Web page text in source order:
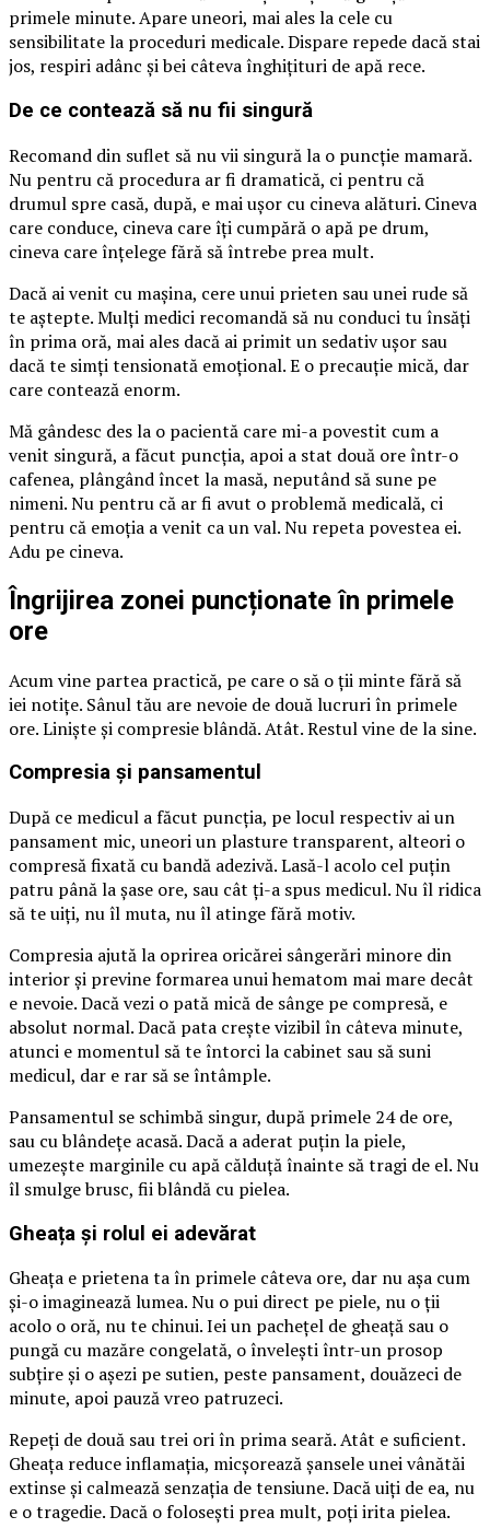
primele minute. Apare uneori, mai ales la cele cu
sensibilitate la proceduri medicale. Dispare repede dacă stai
jos, respiri adânc și bei câteva înghițituri de apă rece.
De ce contează să nu fii singură
Recomand din suflet să nu vii singură la o puncție mamară.
Nu pentru că procedura ar fi dramatică, ci pentru că
drumul spre casă, după, e mai ușor cu cineva alături. Cineva
care conduce, cineva care îți cumpără o apă pe drum,
cineva care înțelege fără să întrebe prea mult.
Dacă ai venit cu mașina, cere unui prieten sau unei rude să
te aștepte. Mulți medici recomandă să nu conduci tu însăți
în prima oră, mai ales dacă ai primit un sedativ ușor sau
dacă te simți tensionată emoțional. E o precauție mică, dar
care contează enorm.
Mă gândesc des la o pacientă care mi-a povestit cum a
venit singură, a făcut puncția, apoi a stat două ore într-o
cafenea, plângând încet la masă, neputând să sune pe
nimeni. Nu pentru că ar fi avut o problemă medicală, ci
pentru că emoția a venit ca un val. Nu repeta povestea ei.
Adu pe cineva.
Îngrijirea zonei puncționate în primele
ore
Acum vine partea practică, pe care o să o ții minte fără să
iei notițe. Sânul tău are nevoie de două lucruri în primele
ore. Liniște și compresie blândă. Atât. Restul vine de la sine.
Compresia și pansamentul
După ce medicul a făcut puncția, pe locul respectiv ai un
pansament mic, uneori un plasture transparent, alteori o
compresă fixată cu bandă adezivă. Lasă-l acolo cel puțin
patru până la șase ore, sau cât ți-a spus medicul. Nu îl ridica
să te uiți, nu îl muta, nu îl atinge fără motiv.
Compresia ajută la oprirea oricărei sângerări minore din
interior și previne formarea unui hematom mai mare decât
e nevoie. Dacă vezi o pată mică de sânge pe compresă, e
absolut normal. Dacă pata crește vizibil în câteva minute,
atunci e momentul să te întorci la cabinet sau să suni
medicul, dar e rar să se întâmple.
Pansamentul se schimbă singur, după primele 24 de ore,
sau cu blândețe acasă. Dacă a aderat puțin la piele,
umezește marginile cu apă călduță înainte să tragi de el. Nu
îl smulge brusc, fii blândă cu pielea.
Gheața și rolul ei adevărat
Gheața e prietena ta în primele câteva ore, dar nu așa cum
și-o imaginează lumea. Nu o pui direct pe piele, nu o ții
acolo o oră, nu te chinui. Iei un pachețel de gheață sau o
pungă cu mazăre congelată, o învelești într-un prosop
subțire și o așezi pe sutien, peste pansament, douăzeci de
minute, apoi pauză vreo patruzeci.
Repeți de două sau trei ori în prima seară. Atât e suficient.
Gheața reduce inflamația, micșorează șansele unei vânătăi
extinse și calmează senzația de tensiune. Dacă uiți de ea, nu
e o tragedie. Dacă o folosești prea mult, poți irita pielea.